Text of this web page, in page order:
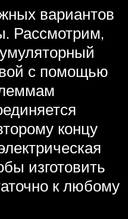
вариантов
Рассмотрим,
с помощью
концу
изготовить
к любому